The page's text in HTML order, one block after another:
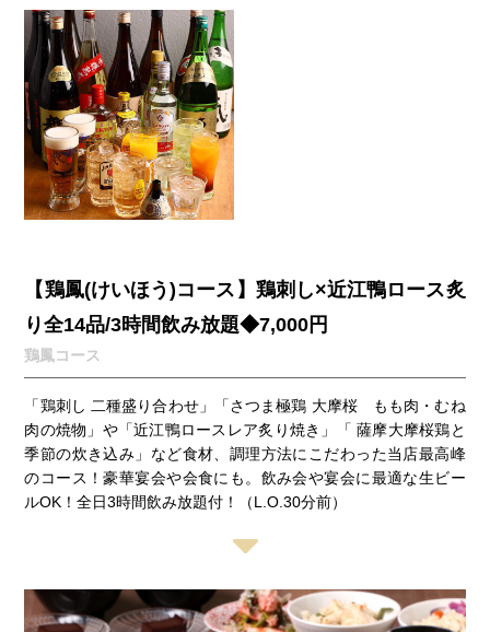
【鶏鳳(けいほう)コース】鶏刺し×近江鴨ロース炙
り全14品/3時間飲み放題◆7,000円
鶏鳳コース
「鶏刺し 二種盛り合わせ」「さつま極鶏 大摩桜 もも肉・むね
肉の焼物」や「近江鴨ロースレア炙り焼き」「 薩摩大摩桜鶏と
季節の炊き込み」など食材、調理方法にこだわった当店最高峰
のコース！豪華宴会や会食にも。飲み会や宴会に最適な生ビー
ルOK！全日3時間飲み放題付！（L.O.30分前）